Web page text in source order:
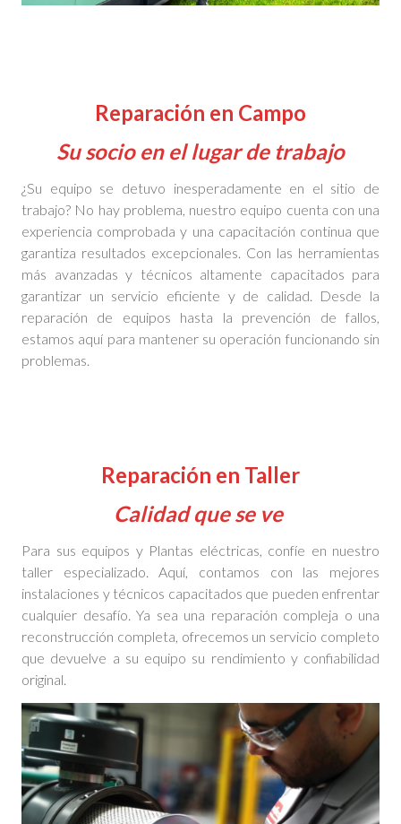
Reparación en Campo
Su socio en el lugar de trabajo
¿Su equipo se detuvo inesperadamente en el sitio de
trabajo? No hay problema, nuestro equipo cuenta con una
experiencia comprobada y una capacitación continua que
garantiza resultados excepcionales. Con las herramientas
más avanzadas y técnicos altamente capacitados para
garantizar un servicio eficiente y de calidad. Desde la
reparación de equipos hasta la prevención de fallos,
estamos aquí para mantener su operación funcionando sin
problemas.
Reparación en Taller
Calidad que se ve
Para sus equipos y Plantas eléctricas, confíe en nuestro
taller especializado. Aquí, contamos con las mejores
instalaciones y técnicos capacitados que pueden enfrentar
cualquier desafío. Ya sea una reparación compleja o una
reconstrucción completa, ofrecemos un servicio completo
que devuelve a su equipo su rendimiento y confiabilidad
original.